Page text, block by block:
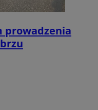
prowadzenia